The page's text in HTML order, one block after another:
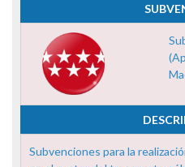
Subvenciones para la